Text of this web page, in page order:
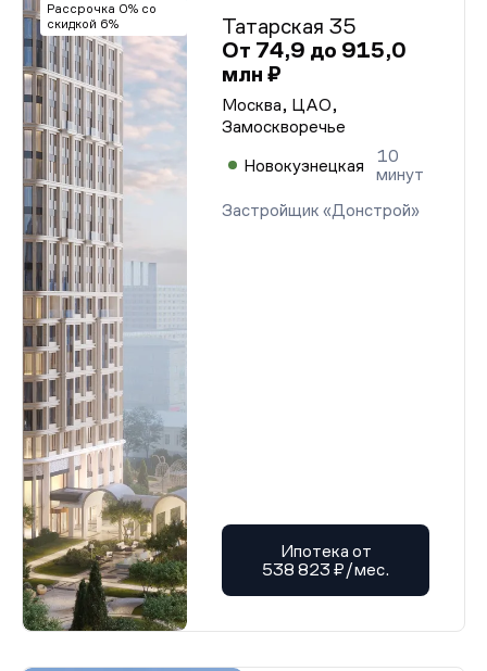
Рассрочка 0% со
скидкой 6%
Татарская 35
От 74,9 до 915,0
млн ₽
Москва, ЦАО,
Замоскворечье
Новокузнецкая
10
минут
Застройщик «Донстрой»
Ипотека от
538 823 ₽/мес.